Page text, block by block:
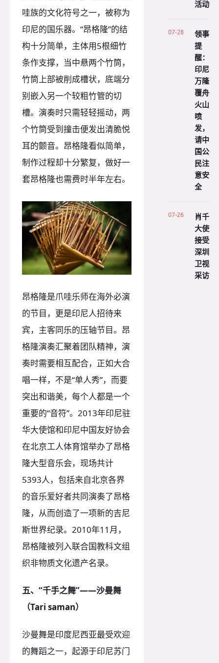
哇族的文化符号之一，被称为
印尼的国乐器。“昂格隆”的结
构十分简单，主体用5根细竹
条作支撑，当中悬两个竹筒，
竹筒上部被削成槽状，底端分
别嵌入另一个较粗竹管的切
槽。演奏时只需轻轻摇动，两
个竹筒受到撞击便发出清脆悦
耳的颤音。昂格隆看似简单，
制作过程却十分繁复，做好一
套昂格隆也需费时半年左右。
昂格隆是爪哇乐师在海外必演
的节目，更是印尼人招待来
宾，主客同乐的压轴节目。昂
格隆演奏汇聚着团队精神，演
奏时需要相互配合，正如大合
唱一样，不是“单人秀”，而要
突出和谐美，每个人都是一个
重要的“音符”。2013年印尼驻
华大使馆和印尼中国友好协会
在北京工人体育馆举办了昂格
隆大型音乐会，现场共计
5393人，包括来自北京各界
的音乐爱好者共同演奏了昂格
隆，从而创造了一项新的吉尼
斯世界纪录。2010年11月，
昂格隆被列入联合国教科文组
织非物质文化遗产名录。
五、“千手之舞”——沙曼舞
（Tari saman）
沙曼舞是印度尼西亚最受欢迎
的舞蹈之一，起源于印尼苏门
活动
07-28
领事
提
醒：
印尼
万隆
覆舟
火山
喷
发，
请中
国公
民注
意安
全
07-26
肖千
大使
接受
深圳
卫视
采访